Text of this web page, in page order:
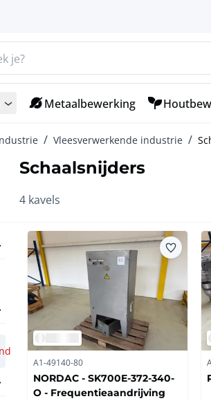
Metaalbewerking
Vleesverwerkende industrie
Schaalsnijders
4 kavels
A1-49140-80
NORDAC - SK700E-372-340-
O - Frequentieaandrijving